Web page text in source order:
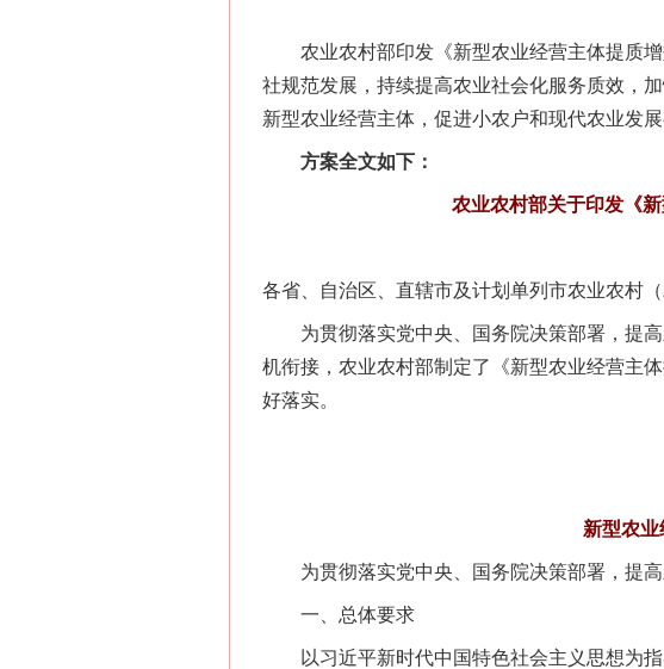
农业农村部印发《新型农业经营主体提质增
社规范发展，持续提高农业社会化服务质效，
新型农业经营主体，促进小农户和现代农业发
方案全文如下：
农业农村部关于印发《
各省、自治区、直辖市及计划单列市农业农村
为贯彻落实党中央、国务院决策部署，提高
机衔接，农业农村部制定了《新型农业经营主
好落实。
新型农
为贯彻落实党中央、国务院决策部署，提高
一、总体要求
以习近平新时代中国特色社会主义思想为指